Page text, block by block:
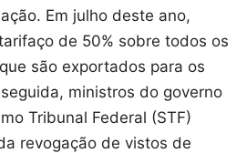
Em julho deste ano,
de 50% sobre todos os
são exportados para os
ministros do governo
Tribunal Federal (STF)
revogação de vistos de